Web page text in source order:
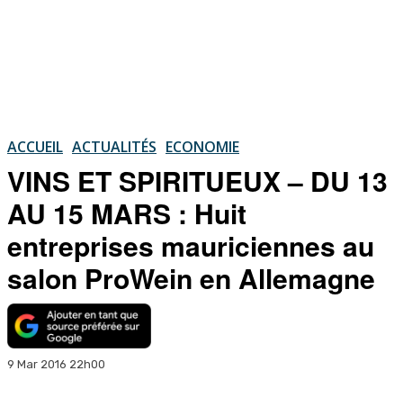
ACCUEIL ACTUALITÉS ECONOMIE
VINS ET SPIRITUEUX – DU 13
AU 15 MARS : Huit
entreprises mauriciennes au
salon ProWein en Allemagne
9 Mar 2016 22h00